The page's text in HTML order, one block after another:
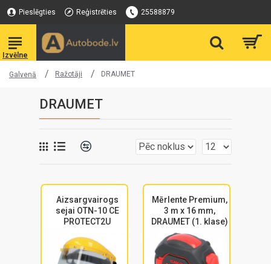
Pieslēgties Reģistrēties 25588879
Galvenā Ražotāji DRAUMET
DRAUMET
Aizsargvairogs
sejai OTN-10 CE
PROTECT2U
Mērlente Premium,
3 m x 16 mm,
DRAUMET (1. klase)